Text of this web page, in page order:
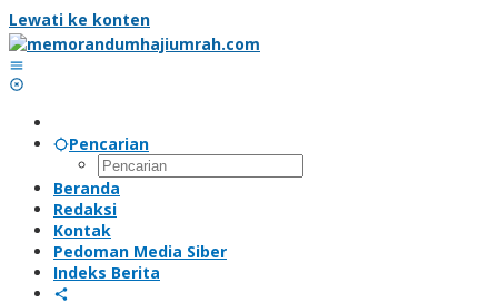
Lewati ke konten
Pencarian
Beranda
Redaksi
Kontak
Pedoman Media Siber
Indeks Berita